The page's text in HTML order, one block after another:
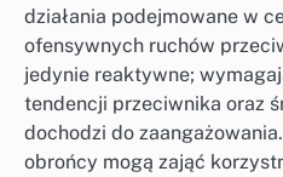
działania podejmowane w
ofensywnych ruchów
jedynie reaktywne;
tendencji przeciwnika oraz
dochodzi do
obrońcy mogą zająć